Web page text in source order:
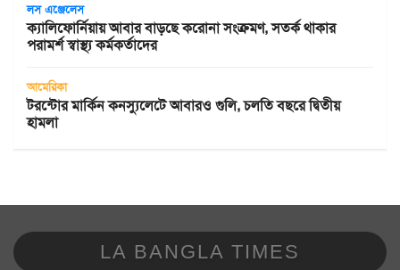
লস এঞ্জেলেস
ক্যালিফোর্নিয়ায় আবার বাড়ছে করোনা সংক্রমণ, সতর্ক থাকার
পরামর্শ স্বাস্থ্য কর্মকর্তাদের
আমেরিকা
টরন্টোর মার্কিন কনস্যুলেটে আবারও গুলি, চলতি বছরে দ্বিতীয়
হামলা
LA BANGLA TIMES